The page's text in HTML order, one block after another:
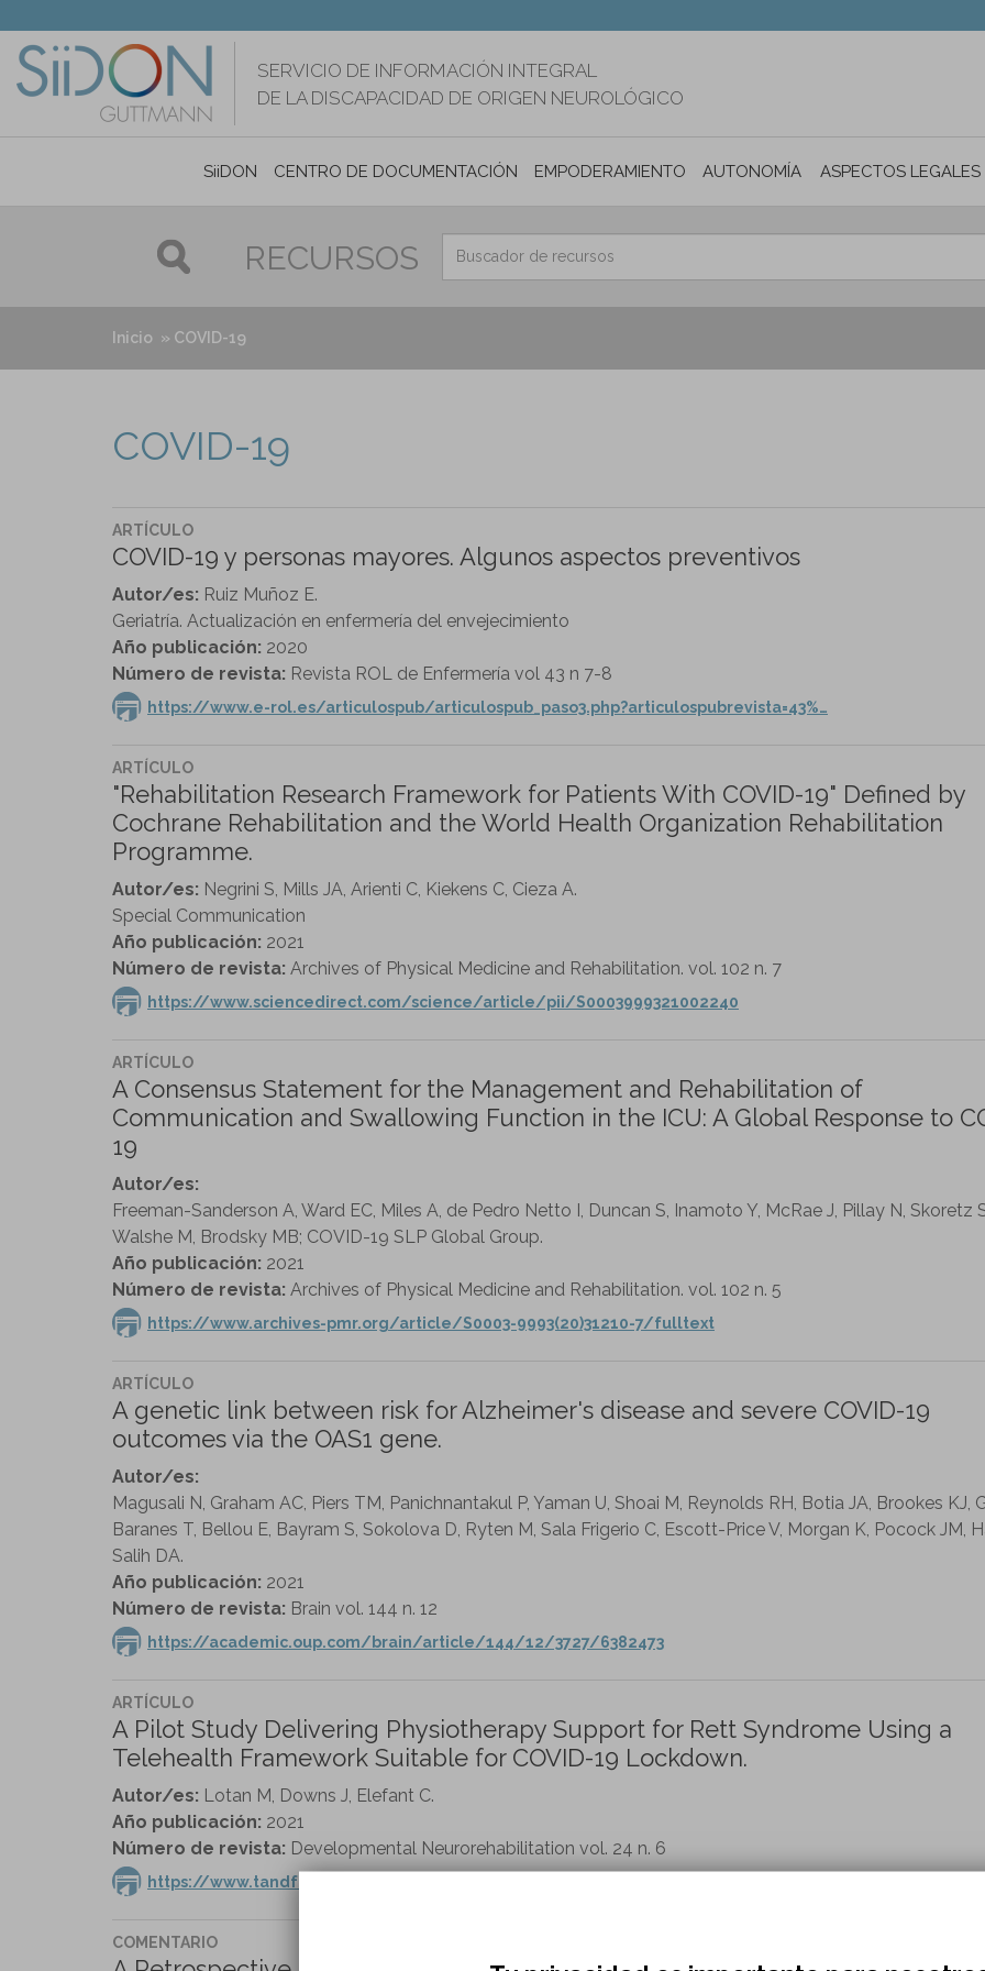
contenido
principal
SERVICIO DE INFORMACIÓN INTEGRAL
DE LA DISCAPACIDAD DE ORIGEN NEUROLÓGICO
SiiDON CENTRO DE DOCUMENTACIÓN EMPODERAMIENTO AUTONOMÍA PERSONAL E
ASPECTOS LEGALES
RECURSOS
Inicio COVID-19
COVID-19
ARTÍCULO
COVID-19 y personas mayores. Algunos aspectos preventivos
Autor/es: Ruiz Muñoz E.
Geriatría. Actualización en enfermería del envejecimiento
Año publicación: 2020
Número de revista: Revista ROL de Enfermería vol 43 n 7-8
https://www.e-rol.es/articulospub/articulospub_paso3.php?articulospubrevista=43%…
ARTÍCULO
"Rehabilitation Research Framework for Patients With COVID-19" Defined by
Cochrane Rehabilitation and the World Health Organization Rehabilitation
Programme.
Autor/es: Negrini S, Mills JA, Arienti C, Kiekens C, Cieza A.
Special Communication
Año publicación: 2021
Número de revista: Archives of Physical Medicine and Rehabilitation. vol. 102 n. 7
https://www.sciencedirect.com/science/article/pii/S0003999321002240
ARTÍCULO
A Consensus Statement for the Management and Rehabilitation of
Communication and Swallowing Function in the ICU: A Global Response to
19
Autor/es:
Freeman-Sanderson A, Ward EC, Miles A, de Pedro Netto I, Duncan S, Inamoto Y, McRae J, Pillay N, Skoretz
Walshe M, Brodsky MB; COVID-19 SLP Global Group.
Año publicación: 2021
Número de revista: Archives of Physical Medicine and Rehabilitation. vol. 102 n. 5
https://www.archives-pmr.org/article/S0003-9993(20)31210-7/fulltext
ARTÍCULO
A genetic link between risk for Alzheimer's disease and severe COVID-19
outcomes via the OAS1 gene.
Autor/es:
Magusali N, Graham AC, Piers TM, Panichnantakul P, Yaman U, Shoai M, Reynolds RH, Botia JA, Brookes KJ,
Baranes T, Bellou E, Bayram S, Sokolova D, Ryten M, Sala Frigerio C, Escott-Price V, Morgan K, Pocock JM,
Salih DA.
Año publicación: 2021
Número de revista: Brain vol. 144 n. 12
https://academic.oup.com/brain/article/144/12/3727/6382473
ARTÍCULO
A Pilot Study Delivering Physiotherapy Support for Rett Syndrome Using a
Telehealth Framework Suitable for COVID-19 Lockdown.
Autor/es: Lotan M, Downs J, Elefant C.
Año publicación: 2021
Número de revista: Developmental Neurorehabilitation vol. 24 n. 6
https://www.tandfonline.com/doi/full/10.1080/17518423.2021.1914762
COMENTARIO